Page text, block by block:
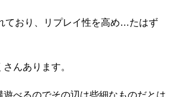
ており、リプレイ性を高め…たはず
んあります。
べるのでその辺は些細なものだとは